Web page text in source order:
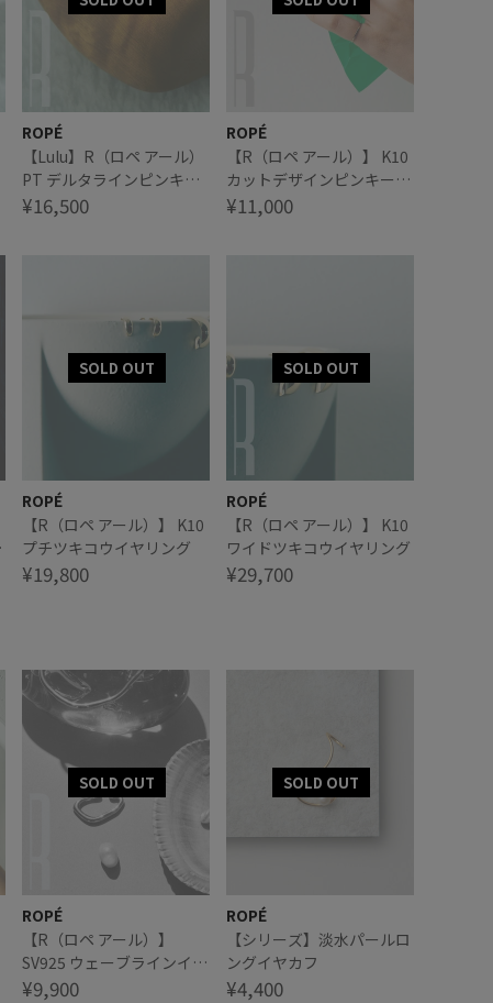
ROPÉ
【Lulu】R（ロペ アール）
PT デルタラインピンキー
リング
¥16,500
ROPÉ
【R（ロペ アール）】 K10
カットデザインピンキーリ
ング
¥11,000
ROPÉ
【R（ロペ アール）】 K10
プチツキコウイヤリング
¥19,800
ROPÉ
【R（ロペ アール）】 K10
ワイドツキコウイヤリング
¥29,700
ROPÉ
【R（ロペ アール）】
SV925 ウェーブラインイヤ
ーカフ
¥9,900
ROPÉ
【シリーズ】淡水パールロ
ングイヤカフ
¥4,400